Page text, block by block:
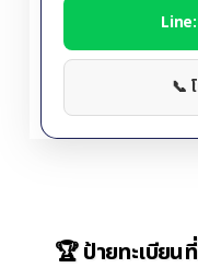
📞
🏆 ป้ายทะเบียน